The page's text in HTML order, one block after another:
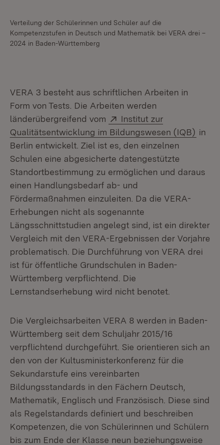
Verteilung der Schülerinnen und Schüler auf die
Kompetenzstufen in Deutsch und Mathematik bei VERA drei –
2024 in Baden-Württemberg
VERA 3 besteht aus schriftlichen Arbeiten in
Form von Tests. Die Arbeiten werden
länderübergreifend vom
Extern:
Institut zur
Qualitätsentwicklung im Bildungswesen (IQB) in
Berlin entwickelt. Ziel ist es, den einzelnen
Schulen eine abgesicherte datengestützte
Standortbestimmung zu ermöglichen und daraus
einen Handlungsbedarf ab- und
Fördermaßnahmen einzuleiten. Da die VERA-
Erhebungen nicht als sogenannte
Längsschnittstudien angelegt sind, ist ein direkter
Vergleich mit den VERA-Ergebnissen der Vorjahre
problematisch. Die Durchführung von VERA drei
ist für öffentliche Grundschulen in Baden-
Württemberg verpflichtend. Die
Lernstandserhebung wird nicht benotet.
Die Vergleichsarbeiten VERA 8 werden in Baden-
Württemberg seit dem Schuljahr 2015/16
verpflichtend durchgeführt. Sie orientieren sich an
den von der Kultusministerkonferenz für die
Sekundarstufe eins vereinbarten
Bildungsstandards in den Fächern Deutsch,
Mathematik, Englisch und Französisch. Diese sind
als Regelstandards definiert und beschreiben
Kompetenzen, die von Schülerinnen und Schülern
bis zum Ende der Klasse neun beziehungsweise